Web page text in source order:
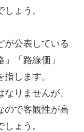
ょう。
が公表している
「路線価」
します。
りませんが、
ので客観性が高
ょう。